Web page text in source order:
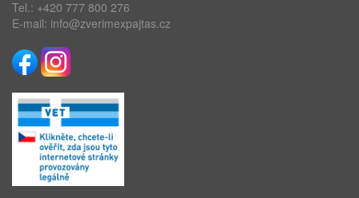
Tel.: +420 777 800 276
E-mail: info@zverimexpajtas.cz